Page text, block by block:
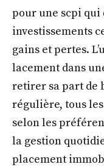
pour une scpi
investissements
gains et pertes.
lacement dans
retirer sa part de
régulière, tous
selon les
la gestion
placement